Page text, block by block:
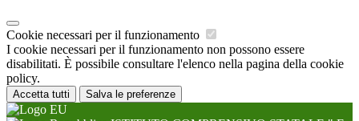
Cookie necessari per il funzionamento
I cookie necessari per il funzionamento non possono essere
disabilitati. È possibile consultare l'elenco nella pagina della cookie
policy.
Accetta tutti Salva le preferenze